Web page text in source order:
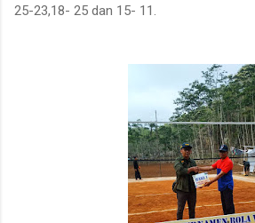
25-23,18- 25 dan 15- 11.